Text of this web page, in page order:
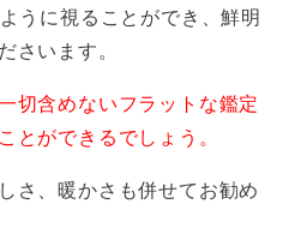
うに視ることができ、鮮明
さいます。
切含めないフラットな鑑定
とができるでしょう。
さ、暖かさも併せてお勧め